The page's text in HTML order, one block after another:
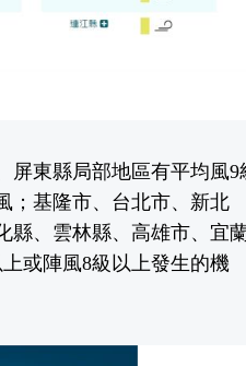
屏東縣局部地區有平均風9
；基隆市、台北市、新北
縣、雲林縣、高雄市、宜
或陣風8級以上發生的機